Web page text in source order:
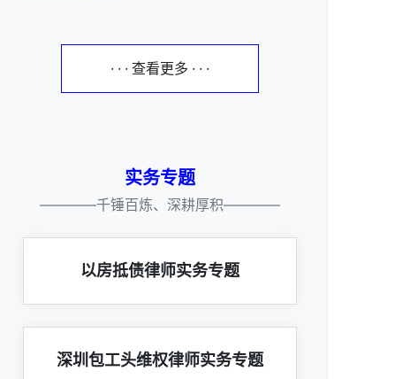
· · · 查看更多 · · ·
实务专题
————千锤百炼、深耕厚积————
以房抵债律师实务专题
深圳包工头维权律师实务专题